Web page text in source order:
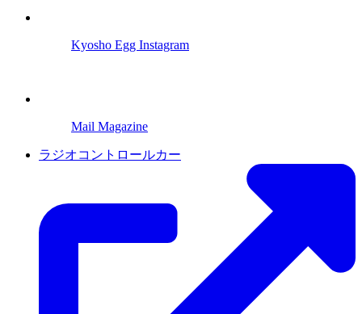
Kyosho Egg Instagram
Mail Magazine
ラジオコントロールカー